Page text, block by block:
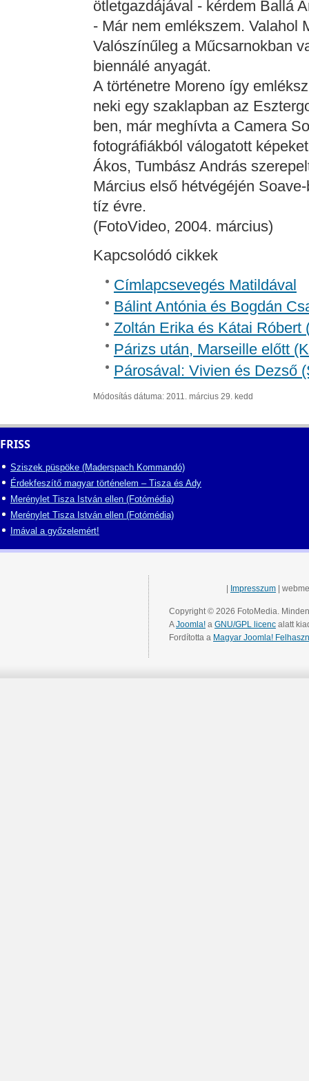
ötletgazdájával - kérdem Ballá
- Már nem emlékszem. Valahol
Valószínűleg a Műcsarnokban
biennálé anyagát.
A történetre Moreno így
neki egy szaklapban az
ben, már meghívta a Camera
fotográfiákból válogatott
Ákos, Tumbász András
Március első hétvégéjén
tíz évre.
(FotoVideo, 2004. március)
Kapcsolódó cikkek
Címlapcsevegés Matildával
Bálint Antónia és Bogdán
Zoltán Erika és Kátai Róbert
Párizs után, Marseille előtt
Párosával: Vivien és Dezső
Módosítás dátuma: 2011. március 29. kedd
FRISS
Sziszek püspöke (Maderspach Kommandó)
Érdekfeszítő magyar történelem – Tisza és Ady
Merénylet Tisza István ellen (Fotómédia)
Merénylet Tisza István ellen (Fotómédia)
Imával a győzelemért!
Impresszum |
Copyright © 2026 FotoMedia.
AJoomla! a GNU/GPL licenc alatt
Fordította a Magyar Joomla!